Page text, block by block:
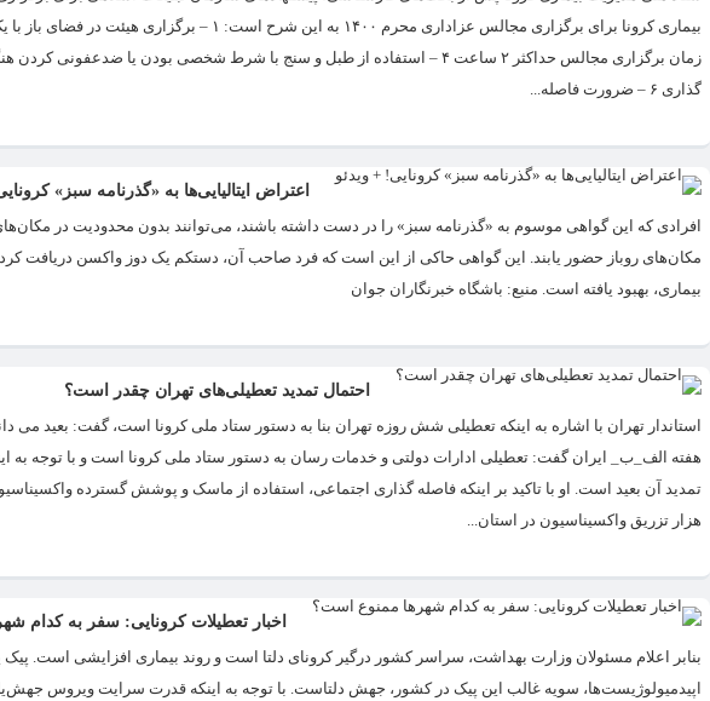
گذاری ۶ – ضرورت فاصله...
اعتراض ایتالیایی‌ها به «گذرنامه سبز»
افرادی که این گواهی موسوم به «گذرنامه سبز» را در دست داشته باشند، می‌توانند بدون محدودیت در
بیماری، بهبود یافته است. منبع: باشگاه خبرنگاران جوان
احتمال تمدید تعطیلی‌های تهران چقدر است؟
استاندار تهران با اشاره به اینکه تعطیلی شش روزه تهران بنا به دستور ستاد ملی کرونا است، گفت: بعید
هفته الف_ب_ ایران گفت: تعطیلی ادارات دولتی و خدمات رسان به دستور ستاد ملی کرونا است و با توجه
هزار تزریق واکسیناسیون در استان...
اخبار تعطیلات کرونایی: سفر به کدام
بنابر اعلام مسئولان وزارت بهداشت، سراسر کشور درگیر کرونای دلتا است و روند بیماری افزایشی است.